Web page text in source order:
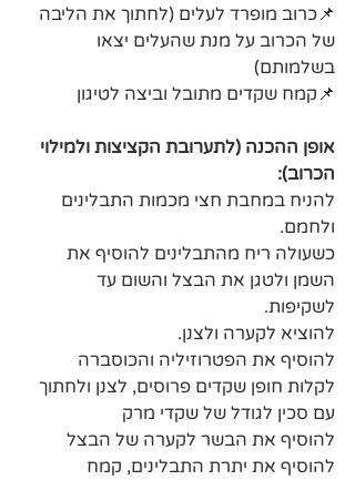
📌כרוב מופרד לעלים (לחתוך את הליבה
של הכרוב על מנת שהעלים יצאו
בשלמותם)
📌קמח שקדים מתובל וביצה לטיגון
אופן ההכנה (לתערובת הקציצות ולמילוי
הכרוב):
להניח במחבת חצי מכמות התבלינים
ולחמם.
כשעולה ריח מהתבלינים להוסיף את
השמן ולטגן את הבצל והשום עד
לשקיפות.
להוציא לקערה ולצנן.
להוסיף את הפטרוזיליה והכוסברה
לקלות חופן שקדים פרוסים, לצנן ולחתוך
עם סכין לגודל של שקדי מרק
להוסיף את הבשר לקערה של הבצל
להוסיף את יתרת התבלינים, קמח